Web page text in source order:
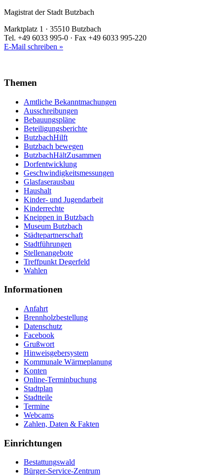
Magistrat der Stadt Butzbach
Marktplatz 1 · 35510 Butzbach
Tel. +49 6033 995-0 · Fax +49 6033 995-220
E-Mail schreiben »
Themen
Amtliche Bekanntmachungen
Ausschreibungen
Bebauungspläne
Beteiligungsberichte
ButzbachHilft
Butzbach bewegen
ButzbachHältZusammen
Dorfentwicklung
Geschwindigkeitsmessungen
Glasfaserausbau
Haushalt
Kinder- und Jugendarbeit
Kinderrechte
Kneippen in Butzbach
Museum Butzbach
Städtepartnerschaft
Stadtführungen
Stellenangebote
Treffpunkt Degerfeld
Wahlen
Informationen
Anfahrt
Brennholzbestellung
Datenschutz
Facebook
Grußwort
Hinweisgebersystem
Kommunale Wärmeplanung
Konten
Online-Terminbuchung
Stadtplan
Stadtteile
Termine
Webcams
Zahlen, Daten & Fakten
Einrichtungen
Bestattungswald
Bürger-Service-Zentrum